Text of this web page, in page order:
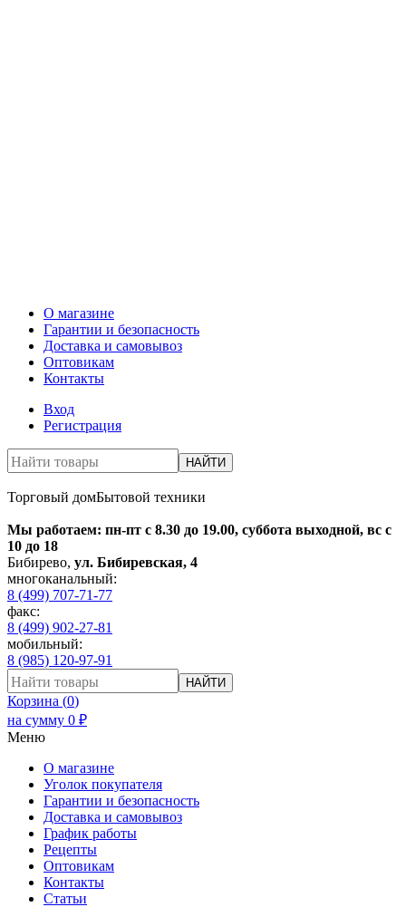
О магазине
Гарантии и безопасность
Доставка и самовывоз
Оптовикам
Контакты
Вход
Регистрация
НАЙТИ
Торговый домБытовой техники
Мы работаем: пн-пт с 8.30 до 19.00, суббота выходной, вс с
10 до 18
Бибирево, ул. Бибиревская, 4
многоканальный:
8 (499) 707-71-77
факс:
8 (499) 902-27-81
мобильный:
8 (985) 120-97-91
НАЙТИ
Корзина (0)
на сумму 0 ₽
Меню
О магазине
Уголок покупателя
Гарантии и безопасность
Доставка и самовывоз
График работы
Рецепты
Оптовикам
Контакты
Статьи